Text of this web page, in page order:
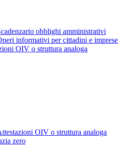
obblighi amministrativi
informativi per cittadini e imprese
OIV o struttura analoga
OIV o struttura analoga
zero